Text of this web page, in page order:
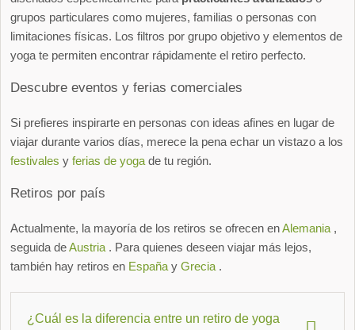
grupos particulares como mujeres, familias o personas con
limitaciones físicas. Los filtros por grupo objetivo y elementos de
yoga te permiten encontrar rápidamente el retiro perfecto.
Descubre eventos y ferias comerciales
Si prefieres inspirarte en personas con ideas afines en lugar de
viajar durante varios días, merece la pena echar un vistazo a los
festivales y ferias de yoga de tu región.
Retiros por país
Actualmente, la mayoría de los retiros se ofrecen enAlemania ,
seguida deAustria . Para quienes deseen viajar más lejos,
también hay retiros en España y Grecia .
¿Cuál es la diferencia entre un retiro de yoga